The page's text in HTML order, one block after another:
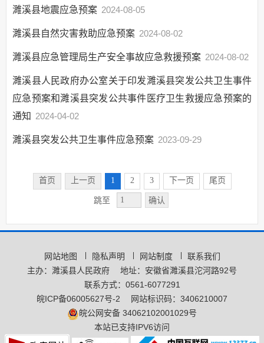
养老服务
公共法律服务
财政预决算
社会保险
生态环境
城市综合执法
涉农补贴
医疗卫生
救灾
食品药品监管
乡村振兴有效衔接领域
濉溪县地震应急预案 2024-08-05
濉溪县自然灾害救助应急预案 2024-08-02
濉溪县应急管理局生产安全事故应急救援预案 2024-08-02
濉溪县人民政府办公室关于印发濉溪县突发公共卫生事件
应急预案和濉溪县突发公共事件医疗卫生救援应急预案的
通知 2024-04-02
濉溪县突发公共卫生事件应急预案 2023-09-29
首页 上一页 1 2 3 下一页 尾页
跳至 确认
网站地图 隐私声明 网站制度
联系我们
主办：濉溪县人民政府
地址：安徽省濉溪县沱河路92号
联系方式：0561-6077291
皖ICP备06005627号-2
网站标识码：3406210007
皖公网安备 34062102001029号
本站已支持IPV6访问